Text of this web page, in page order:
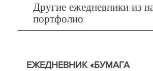
Другие ежедневники из
портфолио
ЕЖЕДНЕВНИК «БУМАГА